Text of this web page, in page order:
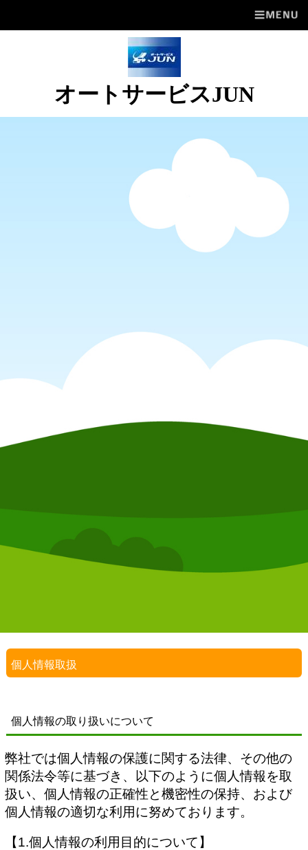
オートサービスJUN
個人情報取扱
個人情報の取り扱いについて
弊社では個人情報の保護に関する法律、その他の
関係法令等に基づき、以下のように個人情報を取
扱い、個人情報の正確性と機密性の保持、および
個人情報の適切な利用に努めております。
【1.個人情報の利用目的について】